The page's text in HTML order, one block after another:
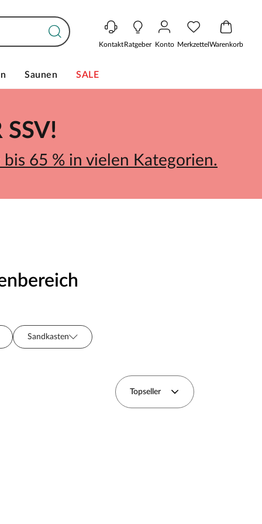
KontaktRatgeber Konto MerkzettelWarenkorb
Saunen SALE
bis 65 % in vielen Kategorien.
Sandkasten
Topseller